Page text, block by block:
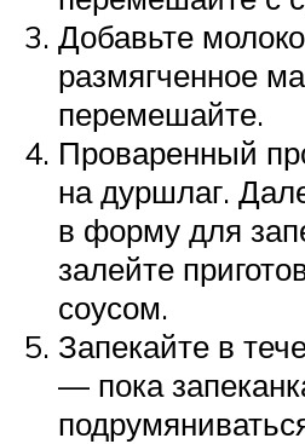
Добавьте
размягченное
перемешайте.
Проваренный
на дуршлаг.
в форму для
залейте
соусом.
Запекайте в
— пока